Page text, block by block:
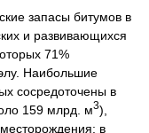
запасы битумов в
и развивающихся
71%
Наибольшие
сосредоточены в
159 млрд. м3),
в